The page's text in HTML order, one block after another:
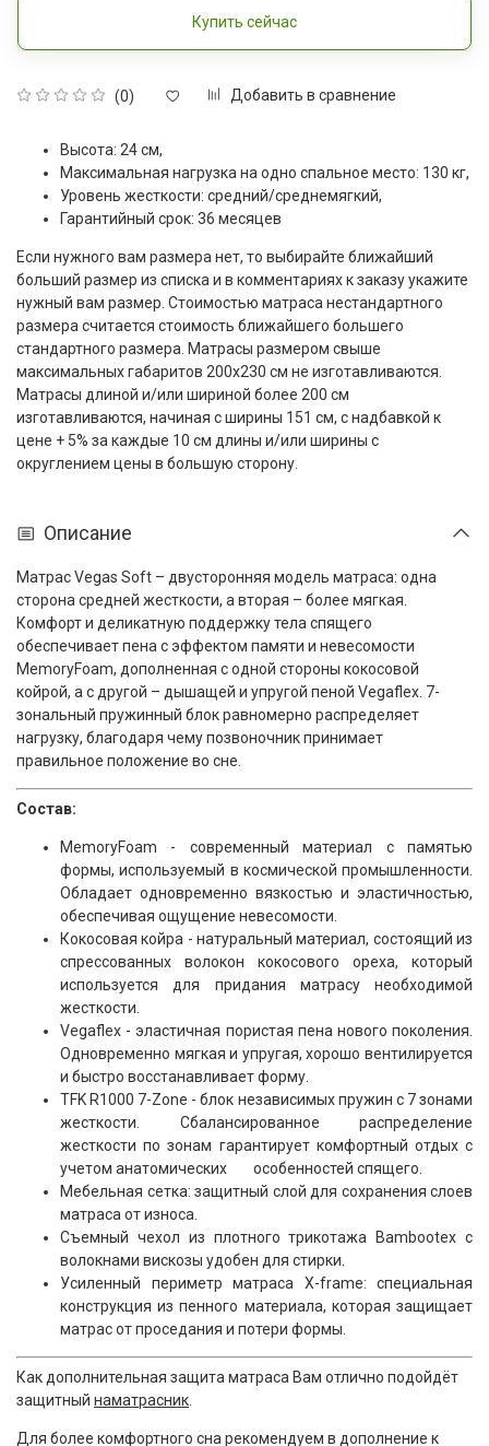
(0) Добавить в сравнение
Купить сейчас
Высота: 24 см,
Максимальная нагрузка на одно спальное место: 130 кг,
Уровень жесткости: средний/среднемягкий,
Гарантийный срок: 36 месяцев
Если нужного вам размера нет, то выбирайте ближайший
больший размер из списка и в комментариях к заказу укажите
нужный вам размер. Стоимостью матраса нестандартного
размера считается стоимость ближайшего большего
стандартного размера. Матрасы размером свыше
максимальных габаритов 200x230 см не изготавливаются.
Матрасы длиной и/или шириной более 200 см
изготавливаются, начиная с ширины 151 см, с надбавкой к
цене + 5% за каждые 10 см длины и/или ширины с
округлением цены в большую сторону.
Описание
Матрас Vegas Soft – двусторонняя модель матраса: одна
сторона средней жесткости, а вторая – более мягкая.
Комфорт и деликатную поддержку тела спящего
обеспечивает пена с эффектом памяти и невесомости
MemoryFoam, дополненная с одной стороны кокосовой
койрой, а с другой – дышащей и упругой пеной Vegaflex. 7-
зональный пружинный блок равномерно распределяет
нагрузку, благодаря чему позвоночник принимает
правильное положение во сне.
Состав:
MemoryFoam - cовременный материал с памятью
формы, используемый в космической промышленности.
Обладает одновременно вязкостью и эластичностью,
обеспечивая ощущение невесомости.
Кокосовая койра - натуральный материал, состоящий из
спрессованных волокон кокосового ореха, который
используется для придания матрасу необходимой
жесткости.
Vegaflex - эластичная пористая пена нового поколения.
Одновременно мягкая и упругая, хорошо вентилируется
и быстро восстанавливает форму.
TFK R1000 7-Zone - блок независимых пружин с 7 зонами
жесткости. Сбалансированное распределение
жесткости по зонам гарантирует комфортный отдых с
учетом анатомических особенностей спящего.
Мебельная сетка: защитный слой для сохранения слоев
матраса от износа.
Съемный чехол из плотного трикотажа Bambootex с
волокнами вискозы удобен для стирки.
Усиленный периметр матраса X-frame: специальная
конструкция из пенного материала, которая защищает
матрас от проседания и потери формы.
Как дополнительная защита матраса Вам отлично подойдёт
защитный наматрасник
Для более комфортного сна рекомендуем в дополнение к